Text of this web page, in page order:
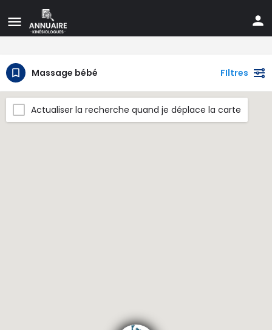
Massage bébé FIltres
Actualiser la recherche quand je déplace la carte